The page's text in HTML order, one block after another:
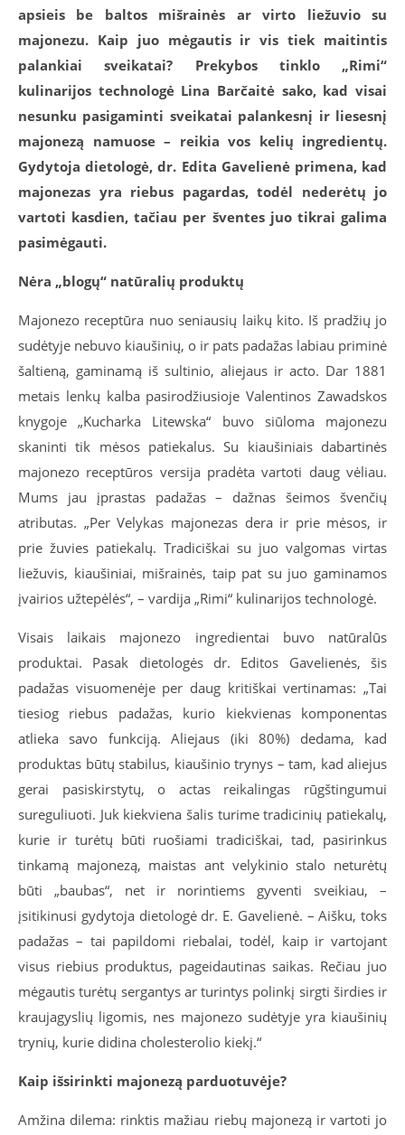
apsieis be baltos mišrainės ar virto liežuvio su
majonezu. Kaip juo mėgautis ir vis tiek maitintis
palankiai sveikatai? Prekybos tinklo „Rimi“
kulinarijos technologė Lina Barčaitė sako, kad visai
nesunku pasigaminti sveikatai palankesnį ir liesesnį
majonezą namuose – reikia vos kelių ingredientų.
Gydytoja dietologė, dr. Edita Gavelienė primena, kad
majonezas yra riebus pagardas, todėl nederėtų jo
vartoti kasdien, tačiau per šventes juo tikrai galima
pasimėgauti.
Nėra „blogų“ natūralių produktų
Majonezo receptūra nuo seniausių laikų kito. Iš pradžių jo
sudėtyje nebuvo kiaušinių, o ir pats padažas labiau priminė
šaltieną, gaminamą iš sultinio, aliejaus ir acto. Dar 1881
metais lenkų kalba pasirodžiusioje Valentinos Zawadskos
knygoje „Kucharka Litewska“ buvo siūloma majonezu
skaninti tik mėsos patiekalus. Su kiaušiniais dabartinės
majonezo receptūros versija pradėta vartoti daug vėliau.
Mums jau įprastas padažas – dažnas šeimos švenčių
atributas. „Per Velykas majonezas dera ir prie mėsos, ir
prie žuvies patiekalų. Tradiciškai su juo valgomas virtas
liežuvis, kiaušiniai, mišrainės, taip pat su juo gaminamos
įvairios užtepėlės“, – vardija „Rimi“ kulinarijos technologė.
Visais laikais majonezo ingredientai buvo natūralūs
produktai. Pasak dietologės dr. Editos Gavelienės, šis
padažas visuomenėje per daug kritiškai vertinamas: „Tai
tiesiog riebus padažas, kurio kiekvienas komponentas
atlieka savo funkciją. Aliejaus (iki 80%) dedama, kad
produktas būtų stabilus, kiaušinio trynys – tam, kad aliejus
gerai pasiskirstytų, o actas reikalingas rūgštingumui
sureguliuoti. Juk kiekviena šalis turime tradicinių patiekalų,
kurie ir turėtų būti ruošiami tradiciškai, tad, pasirinkus
tinkamą majonezą, maistas ant velykinio stalo neturėtų
būti „baubas“, net ir norintiems gyventi sveikiau, –
įsitikinusi gydytoja dietologė dr. E. Gavelienė. – Aišku, toks
padažas – tai papildomi riebalai, todėl, kaip ir vartojant
visus riebius produktus, pageidautinas saikas. Rečiau juo
mėgautis turėtų sergantys ar turintys polinkį sirgti širdies ir
kraujagyslių ligomis, nes majonezo sudėtyje yra kiaušinių
trynių, kurie didina cholesterolio kiekį.“
Kaip išsirinkti majonezą parduotuvėje?
Amžina dilema: rinktis mažiau riebų majonezą ir vartoti jo